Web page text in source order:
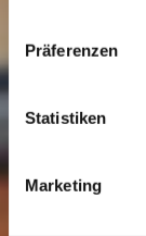
Präferenzen
Statistiken
Marketing